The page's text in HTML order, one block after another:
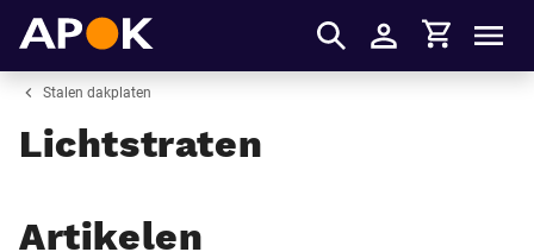
Inloggen
Winkelmandje
Stalen dakplaten
Lichtstraten
Artikelen